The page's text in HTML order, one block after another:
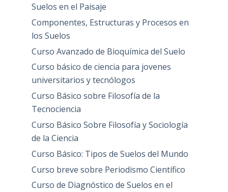
Suelos en el Paisaje
Componentes, Estructuras y Procesos en
los Suelos
Curso Avanzado de Bioquímica del Suelo
Curso básico de ciencia para jovenes
universitarios y tecnólogos
Curso Básico sobre Filosofía de la
Tecnociencia
Curso Básico Sobre Filosofía y Sociología
de la Ciencia
Curso Básico: Tipos de Suelos del Mundo
Curso breve sobre Periodismo Científico
Curso de Diagnóstico de Suelos en el